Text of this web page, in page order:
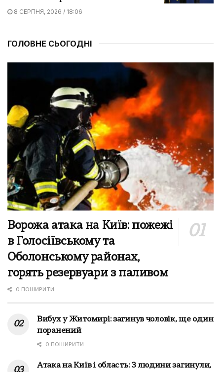
8 СЕРПНЯ, 2026 / 18:06
ГОЛОВНЕ СЬОГОДНІ
Ворожа атака на Київ: пожежі
в Голосіївському та
Оболонському районах,
горять резервуари з паливом
0 ПОШИРИТИ
Вибух у Житомирі: загинув чоловік, ще один
поранений
0 ПОШИРИТИ
Атака на Київ і область: 3 людини загинули,